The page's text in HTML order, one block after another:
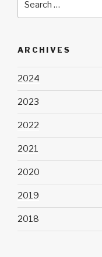
for:
ARCHIVES
2024
2023
2022
2021
2020
2019
2018